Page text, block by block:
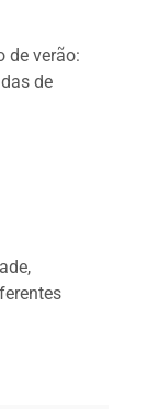
de verão:
de